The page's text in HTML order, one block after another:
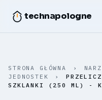
technapologne
STRONA GŁÓWNA ›
JEDNOSTEK
›
SZKLANKI (250 ML) -